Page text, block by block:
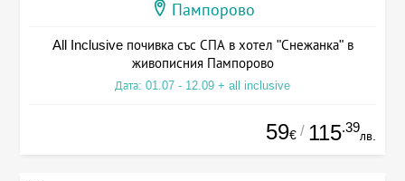
Пампорово
All Inclusive почивка със СПА в хотел "Снежанка" в
живописния Пампорово
Дата: 01.07 - 12.09 + all inclusive
59€ / 115.39
лв.